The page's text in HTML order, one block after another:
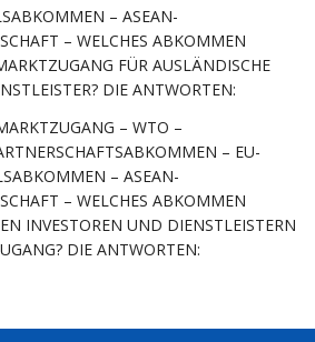
– ASEAN-
– WELCHES ABKOMMEN
FÜR AUSLÄNDISCHE
DIE ANTWORTEN:
– WTO –
– EU-
– ASEAN-
– WELCHES ABKOMMEN
INVESTOREN UND DIENSTLEISTERN
DIE ANTWORTEN: